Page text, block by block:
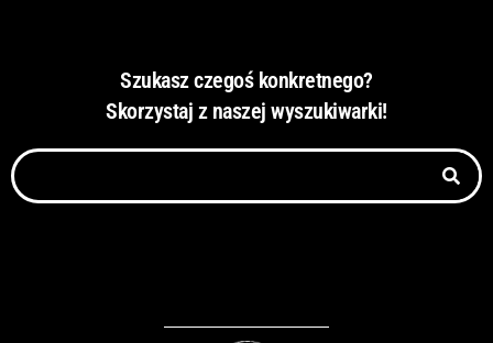
Szukasz czegoś konkretnego?
Skorzystaj z naszej wyszukiwarki!
Szukaj